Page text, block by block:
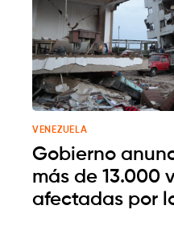
VENEZUELA
Gobierno
más de 13.000
afectadas por